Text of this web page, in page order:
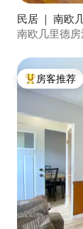
民居 ｜ 南欧
南欧几里德
热门「房客推
房客推荐